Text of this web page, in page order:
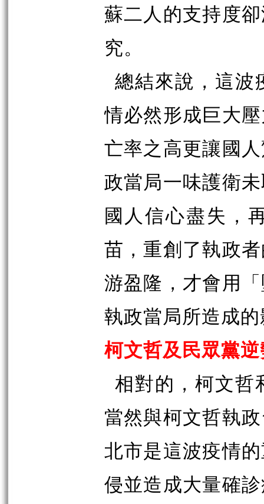
蘇二人的支持度
究。
總結來說，這波
情必然形成巨大
亡率之高更讓國
政當局一味護衛
國人信心盡失，
苗，重創了執政
游盈隆，才會用
執政當局所造成
柯文哲及民眾黨
相對的，柯文哲
當然與柯文哲執
北市是這波疫情
侵並造成大量確